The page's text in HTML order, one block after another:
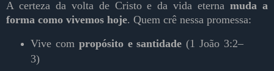
A certeza da volta de Cristo e da vida eternamuda a
forma como vivemos hoje. Quem crê nessa promessa:
Vive com propósito e santidade (1 João 3:2–
3)